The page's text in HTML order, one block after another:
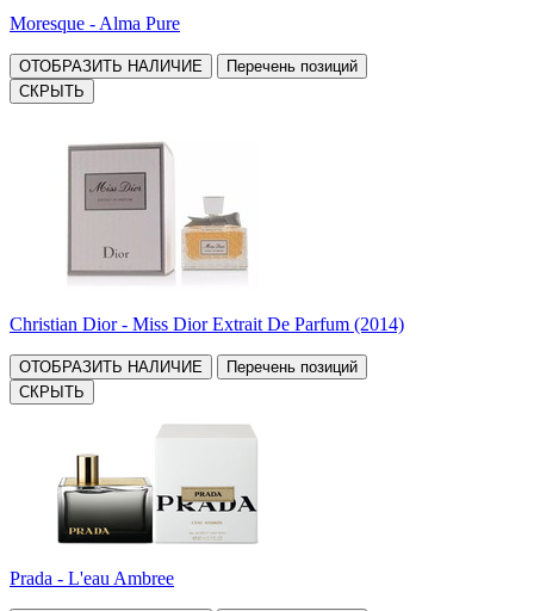
Moresque - Alma Pure
ОТОБРАЗИТЬ НАЛИЧИЕ
Перечень позиций
СКРЫТЬ
Christian Dior - Miss Dior Extrait De Parfum (2014)
ОТОБРАЗИТЬ НАЛИЧИЕ
Перечень позиций
СКРЫТЬ
Prada - L'eau Ambree